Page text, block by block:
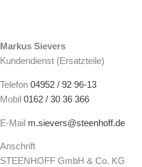
Markus Sievers
Kundendienst (Ersatzteile)
Telefon 04952 / 92 96-13
Mobil 0162 / 30 36 366
E-Mail m.sievers@steenhoff.de
Anschrift
STEENHOFF GmbH & Co. KG